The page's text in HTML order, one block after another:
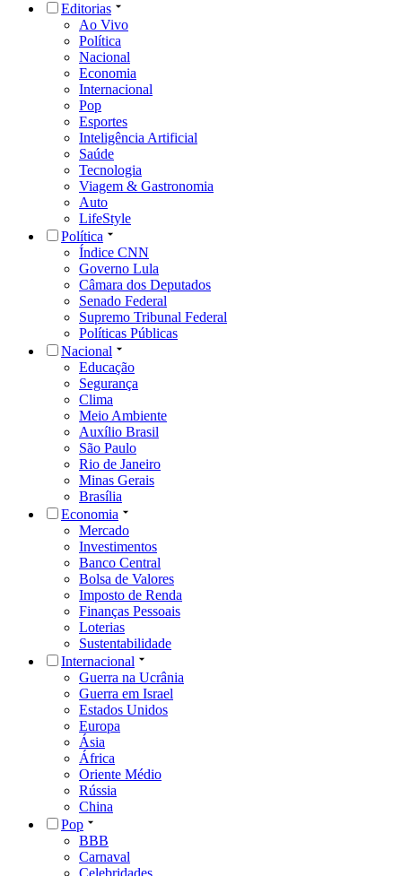
Editorias
Ao Vivo
Política
Nacional
Economia
Internacional
Pop
Esportes
Inteligência Artificial
Saúde
Tecnologia
Viagem & Gastronomia
Auto
LifeStyle
Política
Índice CNN
Governo Lula
Câmara dos Deputados
Senado Federal
Supremo Tribunal Federal
Políticas Públicas
Nacional
Educação
Segurança
Clima
Meio Ambiente
Auxílio Brasil
São Paulo
Rio de Janeiro
Minas Gerais
Brasília
Economia
Mercado
Investimentos
Banco Central
Bolsa de Valores
Imposto de Renda
Finanças Pessoais
Loterias
Sustentabilidade
Internacional
Guerra na Ucrânia
Guerra em Israel
Estados Unidos
Europa
Ásia
África
Oriente Médio
Rússia
China
Pop
BBB
Carnaval